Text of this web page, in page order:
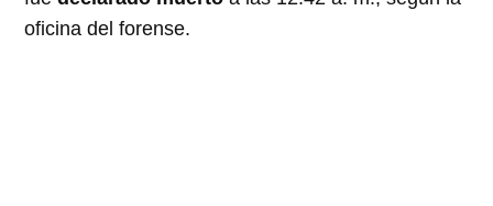
oficina del forense.